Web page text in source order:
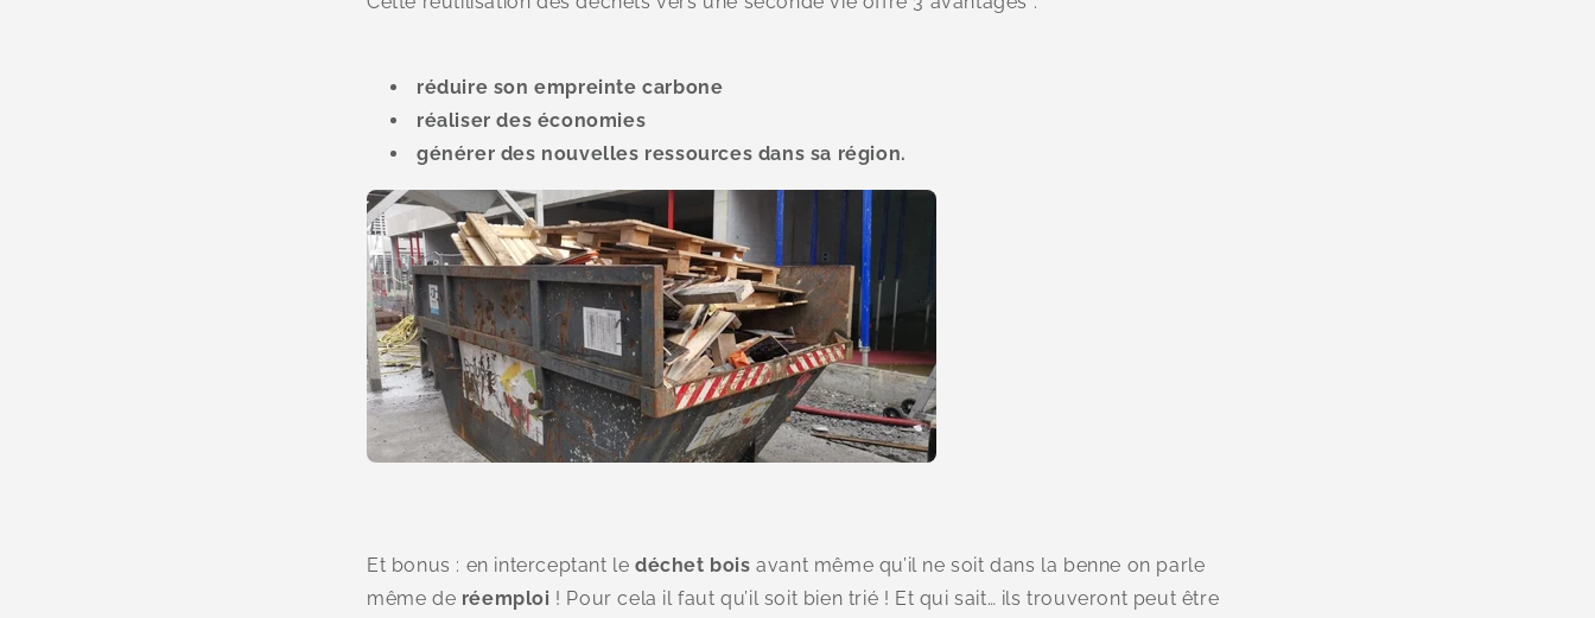
réduire son empreinte carbone
réaliser des économies
générer des nouvelles ressources dans sa région.
Et bonus : en interceptant le déchet bois avant même qu’il ne soit dans la benne on parle
même de réemploi ! Pour cela il faut qu’il soit bien trié ! Et qui sait… ils trouveront peut être